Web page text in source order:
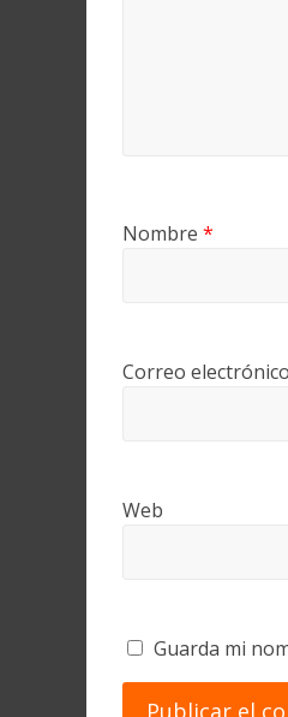
Nombre *
Correo electrónico
Web
Guarda mi